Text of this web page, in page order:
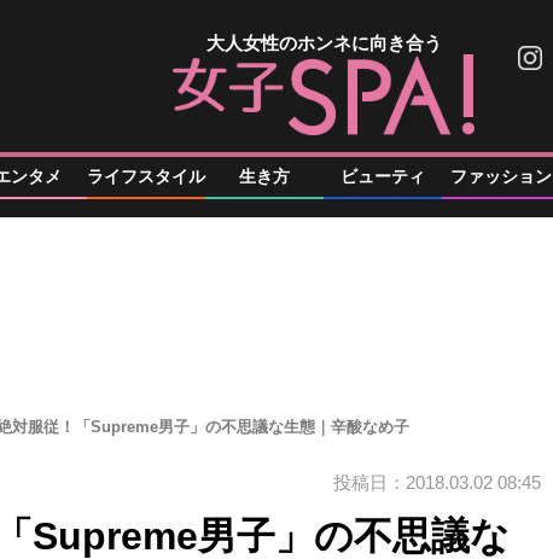
大人女性のホンネに向き合う
ンタメ ライフスタイル 生き方 ビューティ ファッション
対服従！「Supreme男子」の不思議な生態｜辛酸なめ子
投稿日：2018.03.02 08:45
Supreme男子」の不思議な